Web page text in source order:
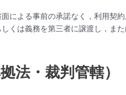
による事前の承諾なく，利用契
くは義務を第三者に譲渡し，ま
法・裁判管轄）